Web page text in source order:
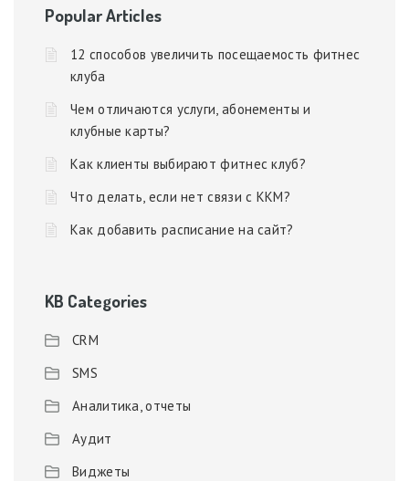
Popular Articles
12 способов увеличить посещаемость фитнес
клуба
Чем отличаются услуги, абонементы и
клубные карты?
Как клиенты выбирают фитнес клуб?
Что делать, если нет связи с ККМ?
Как добавить расписание на сайт?
KB Categories
CRM
SMS
Аналитика, отчеты
Аудит
Виджеты